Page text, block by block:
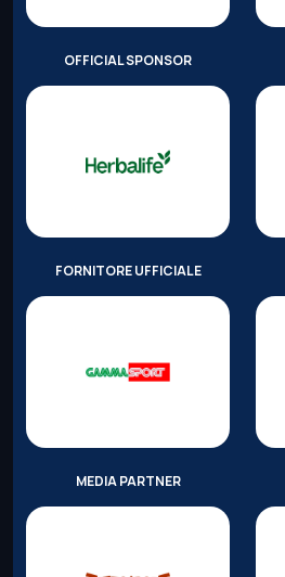
OFFICIAL SPONSOR
FORNITORE UFFICIALE
MEDIA PARTNER